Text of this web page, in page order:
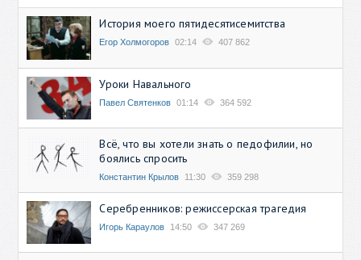
История моего пятидесятисемитства
Егор Холмогоров 02:14 407 862
Уроки Навального
Павел Святенков 01:14 364 592
Всё, что вы хотели знать о педофилии, но
боялись спросить
Константин Крылов 11:30 359 298
Серебренников: режиссерская трагедия
Игорь Караулов 14:50 347 269